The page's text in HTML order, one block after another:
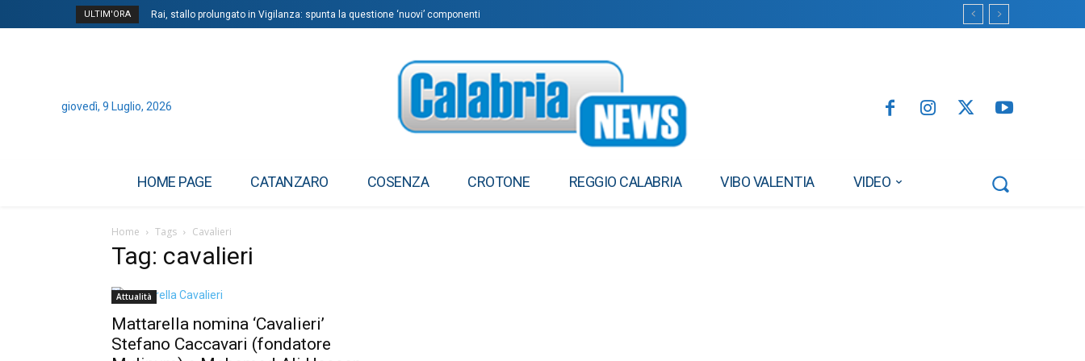
ULTIM'ORA Rai, stallo prolungato in Vigilanza: spunta la questione ‘nuovi’ componenti
giovedì, 9 Luglio, 2026
HOME PAGE CATANZARO COSENZA CROTONE REGGIO CALABRIA VIBO VALENTIA VIDEO
Home Tags Cavalieri
Tag: cavalieri
Attualità
Mattarella nomina ‘Cavalieri’
Stefano Caccavari (fondatore